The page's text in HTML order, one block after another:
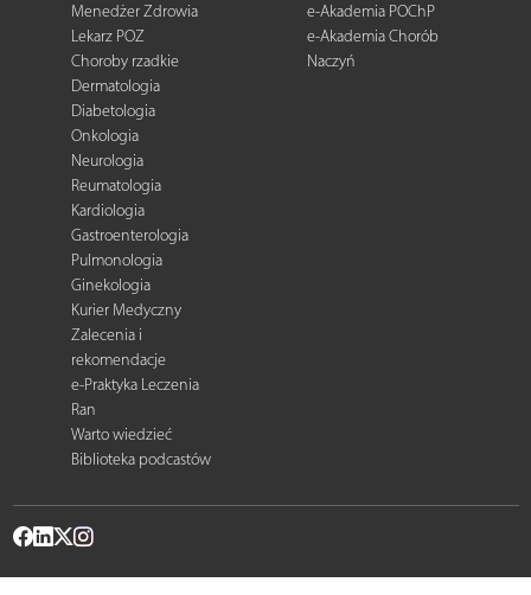
Menedżer Zdrowia
Lekarz POZ
Choroby rzadkie
Dermatologia
Diabetologia
Onkologia
Neurologia
Reumatologia
Kardiologia
Gastroenterologia
Pulmonologia
Ginekologia
Kurier Medyczny
Zalecenia i
rekomendacje
e-Praktyka Leczenia
Ran
Warto wiedzieć
Biblioteka podcastów
e-Akademia POChP
e-Akademia Chorób
Naczyń